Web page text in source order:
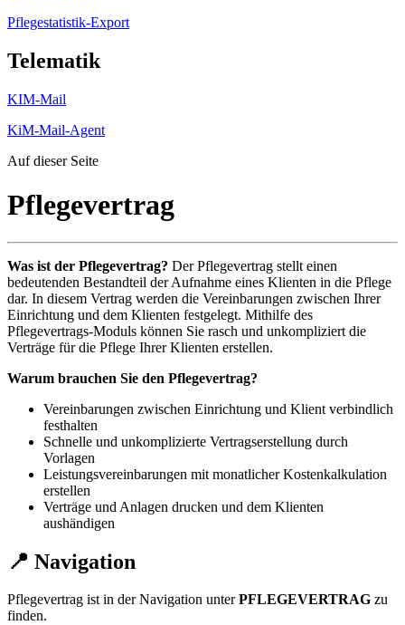
Pflegestatistik-Export
Telematik
KIM-Mail
KiM-Mail-Agent
Auf dieser Seite
Pflegevertrag
Was ist der Pflegevertrag? Der Pflegevertrag stellt einen
bedeutenden Bestandteil der Aufnahme eines Klienten in die Pflege
dar. In diesem Vertrag werden die Vereinbarungen zwischen Ihrer
Einrichtung und dem Klienten festgelegt. Mithilfe des
Pflegevertrags-Moduls können Sie rasch und unkompliziert die
Verträge für die Pflege Ihrer Klienten erstellen.
Warum brauchen Sie den Pflegevertrag?
Vereinbarungen zwischen Einrichtung und Klient verbindlich
festhalten
Schnelle und unkomplizierte Vertragserstellung durch
Vorlagen
Leistungsvereinbarungen mit monatlicher Kostenkalkulation
erstellen
Verträge und Anlagen drucken und dem Klienten
aushändigen
📍 Navigation
Pflegevertrag ist in der Navigation unterPFLEGEVERTRAG zu
finden.